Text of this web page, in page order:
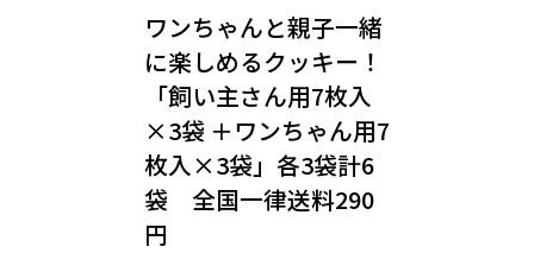
ワンちゃんと親子一緒
に楽しめるクッキー！
「飼い主さん用7枚入
×3袋 ＋ワンちゃん用7
枚入×3袋」各3袋計6
袋 全国一律送料290
円